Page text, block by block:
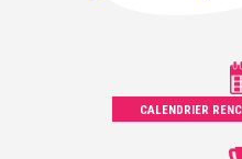
CALENDRIER